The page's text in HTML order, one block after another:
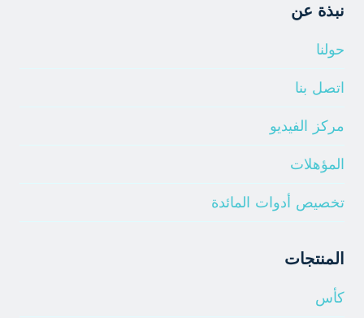
نبذة عن
حولنا
اتصل بنا
مركز الفيديو
المؤهلات
تخصيص أدوات المائدة
المنتجات
كأس